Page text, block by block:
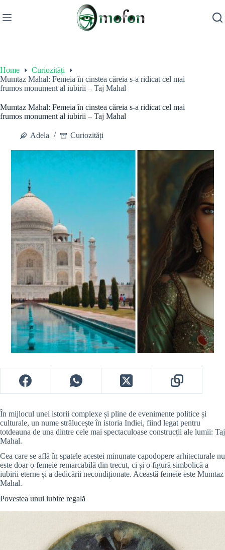
to
content
Home
Curiozități
Mumtaz Mahal: Femeia în cinstea căreia s-a ridicat cel mai
frumos monument al iubirii – Taj Mahal
Mumtaz Mahal: Femeia în cinstea căreia s-a ridicat cel mai
frumos monument al iubirii – Taj Mahal
Adela Curiozități
În mijlocul unei istorii complexe și pline de evenimente politice și
culturale, un nume strălucește în istoria Indiei, fiind legat pentru
totdeauna de una dintre cele mai spectaculoase construcții ale lumii: Taj
Mahal.
Cea care se află în spatele acestei minunate capodopere arhitecturale nu
este doar o femeie remarcabilă din trecut, ci și o figură simbolică a
iubirii eterne și a dedicării necondiționate. Această femeie este Mumtaz
Mahal.
Povestea unui iubire regală